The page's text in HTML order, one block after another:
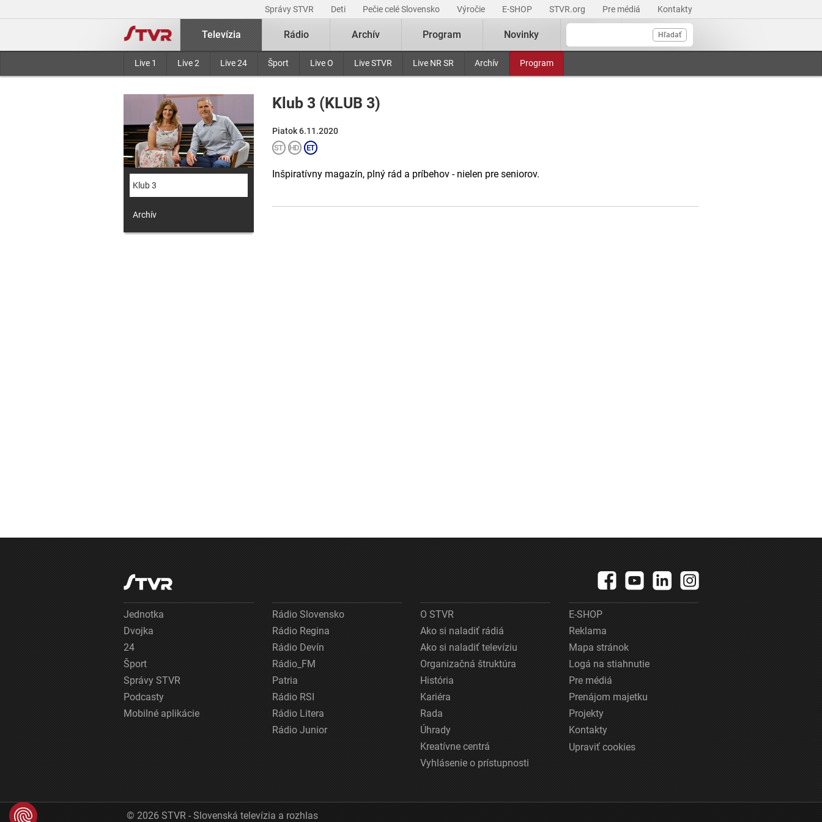
Správy STVR Deti Pečie celé Slovensko Výročie E-SHOP STVR.org Pre médiá Kontakty
Hľadať
Televízia
Live 1 Live 2 Live 24 Šport Live O Live STVR Live NR SR Archív Program
Rádio Archív Program Novinky
Klub 3
Archív
Klub 3 (KLUB 3)
Piatok 6.11.2020
Inšpiratívny magazín, plný rád a príbehov - nielen pre seniorov.
Jednotka
Dvojka
24
Šport
Správy STVR
Podcasty
Mobilné aplikácie
Rádio Slovensko
Rádio Regina
Rádio Devín
Rádio_FM
Patria
Rádio RSI
Rádio Litera
Rádio Junior
O STVR
Ako si naladiť rádiá
Ako si naladiť televíziu
Organizačná štruktúra
História
Kariéra
Rada
Úhrady
Kreatívne centrá
Vyhlásenie o prístupnosti
E-SHOP
Reklama
Mapa stránok
Logá na stiahnutie
Pre médiá
Prenájom majetku
Projekty
Kontakty
Upraviť cookies
© 2026 STVR - Slovenská televízia a rozhlas